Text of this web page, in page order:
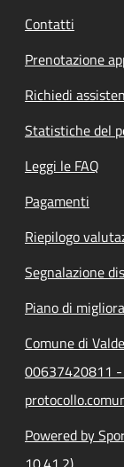
Contatti
Prenotazione
Richiedi
Statistiche del
Leggi le FAQ
Pagamenti
Riepilogo
Segnalazione
Piano di
Comune di
00637420811 -
Powered by